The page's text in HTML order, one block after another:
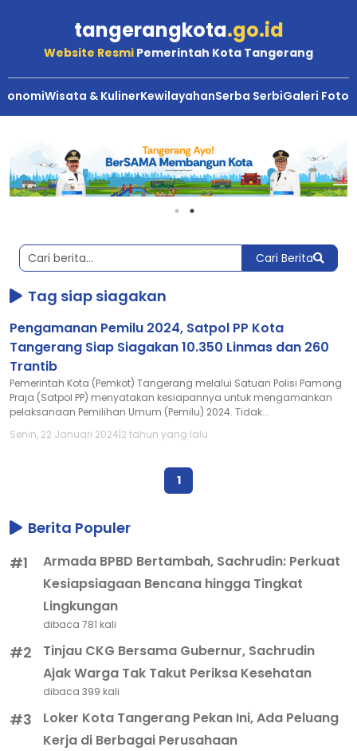
tangerangkota.go.id
Website Resmi Pemerintah Kota Tangerang
Wisata & KulinerKewilayahanSerba SerbiGaleri Foto
Kota
Tangerang
Cari Berita
Tag siap siagakan
Pengamanan Pemilu 2024, Satpol PP Kota
Tangerang Siap Siagakan 10.350 Linmas dan 260
Trantib
Pemerintah Kota (Pemkot) Tangerang melalui Satuan Polisi Pamong
Praja (Satpol PP) menyatakan kesiapannya untuk mengamankan
pelaksanaan Pemilihan Umum (Pemilu) 2024. Tidak...
Senin, 22 Januari 2024|2 tahun yang lalu
1
Berita Populer
#1
Armada BPBD Bertambah, Sachrudin: Perkuat
Kesiapsiagaan Bencana hingga Tingkat
Lingkungan
dibaca 781 kali
#2
Tinjau CKG Bersama Gubernur, Sachrudin
Ajak Warga Tak Takut Periksa Kesehatan
dibaca 399 kali
#3
Loker Kota Tangerang Pekan Ini, Ada Peluang
Kerja di Berbagai Perusahaan